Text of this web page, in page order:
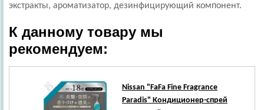
экстракты, ароматизатор, дезинфицирующий компонент.
К данному товару мы
рекомендуем:
Nissan "FaFa Fine Fragrance
Paradis" Кондиционер-спрей